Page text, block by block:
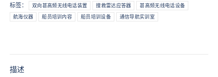
答
器
标签： 双向甚高频无线电话装置 搜救雷达应答器 甚高频无线电话设备
航海仪器 船员培训内容 船员培训设备 通信导航实训室
描述